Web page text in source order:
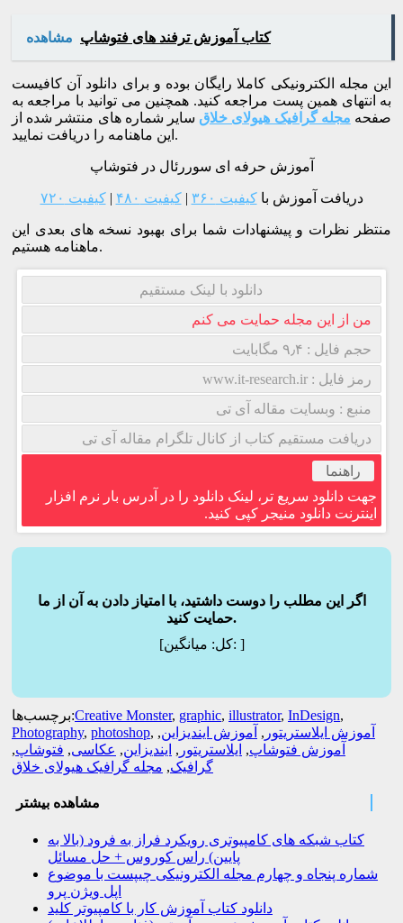
مشاهده کتاب آموزش ترفند های فتوشاپ
این مجله الکترونیکی کاملا رایگان بوده و برای دانلود آن کافیست
به انتهای همین پست مراجعه کنید. همچنین می توانید با مراجعه به
صفحه مجله گرافیک هیولای خلاق سایر شماره های منتشر شده از
این ماهنامه را دریافت نمایید.
آموزش حرفه ای سوررئال در فتوشاپ
دریافت آموزش باکیفیت ۳۶۰ |کیفیت ۴۸۰ |کیفیت ۷۲۰
منتظر نظرات و پیشنهادات شما برای بهبود نسخه های بعدی این
ماهنامه هستیم.
دانلود با لینک مستقیم
من از این مجله حمایت می کنم
حجم فایل : ۹٫۴ مگابایت
رمز فایل : www.it-research.ir
منبع : وبسایت مقاله آی تی
دریافت مستقیم کتاب از کانال تلگرام مقاله آی تی
راهنما
جهت دانلود سریع تر، لینک دانلود را در آدرس بار نرم افزار
اینترنت دانلود منیجر کپی کنید.
اگر این مطلب را دوست داشتید، با امتیاز دادن به آن از ما
حمایت کنید.
[کل:میانگین: ]
برچسب‌ها:Creative Monster, graphic, illustrator, InDesign,
Photography, photoshop, آموزش ایلاستریتور , آموزش ایندیزاین,
آموزش فتوشاپ, ایلاستریتور , ایندیزاین, عکاسی, فتوشاپ,
گرافیک, مجله گرافیک هیولای خلاق
مشاهده بیشتر
کتاب شبکه های کامپیوتری رویکرد فراز به فرود (بالا به
پایین) راس کوروس + حل مسائل
شماره پنجاه و چهارم مجله الکترونیکی چیپست با موضوع
اپل ویژن پرو
دانلود کتاب آموزش کار با کامپیوتر کلید